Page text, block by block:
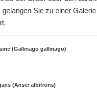
Sie zu einer
(Gallinago gallinago)
(Anser albifrons)